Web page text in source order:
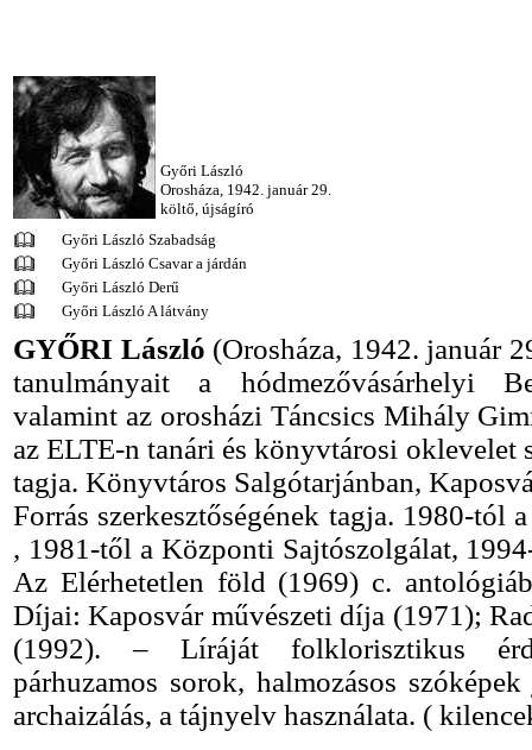
Győri László
Orosháza, 1942. január 29.
költő, újságíró
Győri László Szabadság
Győri László Csavar a járdán
Győri László Derű
Győri László A látvány
GYŐRI László (Orosháza, 1942. január
tanulmányait a hódmezővásárhelyi
valamint az orosházi Táncsics Mihály
az ELTE-n tanári és könyvtárosi
tagja. Könyvtáros Salgótarjánban,
Forrás szerkesztőségének tagja. 1980-tól
, 1981-től a Központi Sajtószolgálat,
Az Elérhetetlen föld (1969) c.
Díjai: Kaposvár művészeti díja (1971);
(1992). – Líráját folklorisztikus
párhuzamos sorok, halmozásos
archaizálás, a tájnyelv használata. (